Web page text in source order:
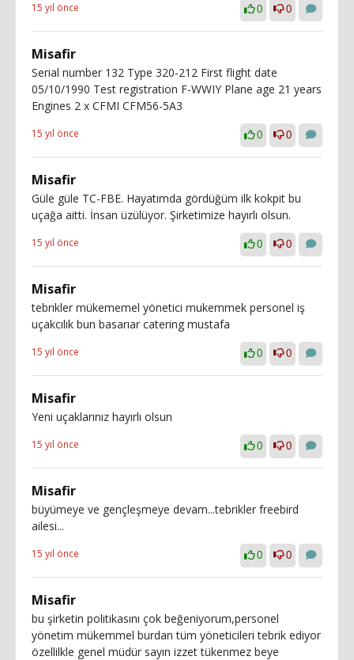
15 yıl önce 0 0
Misafir
Serial number 132 Type 320-212 First flight date
05/10/1990 Test registration F-WWIY Plane age 21 years
Engines 2 x CFMI CFM56-5A3
15 yıl önce 0 0
Misafir
Güle güle TC-FBE. Hayatımda gördüğüm ilk kokpit bu
uçağa aitti. İnsan üzülüyor. Şirketimize hayırlı olsun.
15 yıl önce 0 0
Misafir
tebrıkler mükememel yönetici mukemmek personel iş
uçakcılık bun basarıar catering mustafa
15 yıl önce 0 0
Misafir
Yeni uçaklarınız hayırlı olsun
15 yıl önce 0 0
Misafir
büyümeye ve gençleşmeye devam...tebrikler freebird
ailesi...
15 yıl önce 0 0
Misafir
bu şirketin politikasını çok beğeniyorum,personel
yönetim mükemmel burdan tüm yöneticileri tebrik ediyor
özellilkle genel müdür sayın izzet tükenmez beye